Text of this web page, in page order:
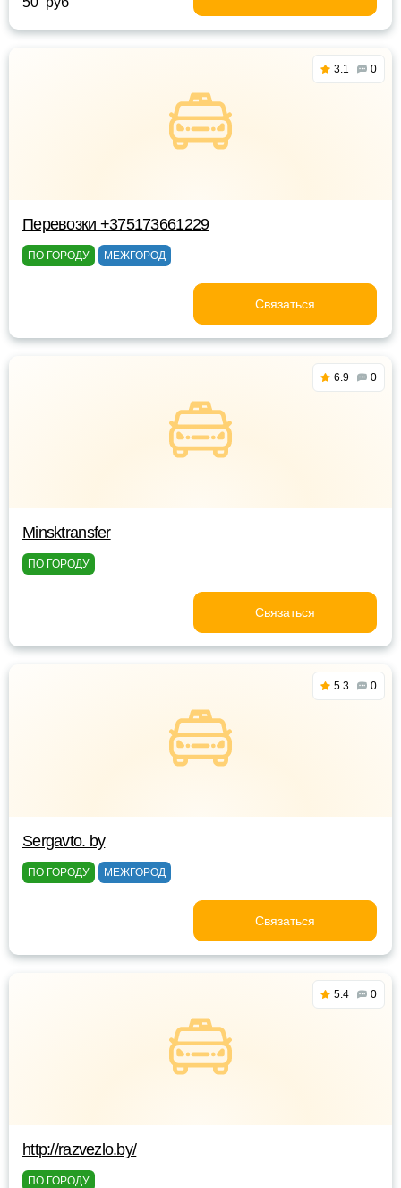
3.1 0
Перевозки +375173661229
ПО ГОРОДУ МЕЖГОРОД
Связаться
6.9 0
Minsktransfer
ПО ГОРОДУ
Связаться
5.3 0
Sergavto. by
ПО ГОРОДУ МЕЖГОРОД
Связаться
5.4 0
http://razvezlo.by/
ПО ГОРОДУ